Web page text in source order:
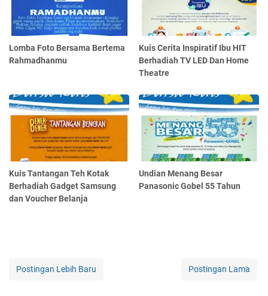
Lomba Foto Bersama Bertema
Rahmadhanmu
Kuis Cerita Inspiratif Ibu HIT
Berhadiah TV LED Dan Home
Theatre
Kuis Tantangan Teh Kotak
Berhadiah Gadget Samsung
dan Voucher Belanja
Undian Menang Besar
Panasonic Gobel 55 Tahun
Postingan Lebih Baru Postingan Lama